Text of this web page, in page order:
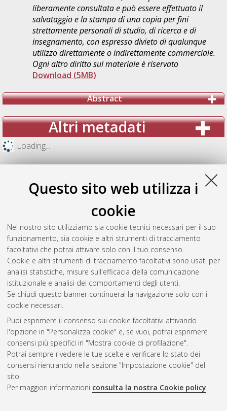
Questo sito web utilizza i
cookie
Nel nostro sito utilizziamo sia cookie tecnici necessari per il suo
funzionamento, sia cookie e altri strumenti di tracciamento
facoltativi che potrai attivare solo con il tuo consenso.
Cookie e altri strumenti di tracciamento facoltativi sono usati per
analisi statistiche, misure sull'efficacia della comunicazione
istituzionale e analisi dei comportamenti degli utenti.
Se chiudi questo banner continuerai la navigazione solo con i
cookie necessari.
Puoi esprimere il consenso sui cookie facoltativi attivando
l'opzione in "Personalizza cookie" e, se vuoi, potrai esprimere
consensi più specifici in "Mostra cookie di profilazione".
Potrai sempre rivedere le tue scelte e verificare lo stato dei
consensi rientrando nella sezione "Impostazione cookie" del
sito.
Per maggiori informazioni consulta la nostra Cookie policy.
liberamente consultata e può essere effettuato il
salvataggio e la stampa di una copia per fini
strettamente personali di studio, di ricerca e di
insegnamento, con espresso divieto di qualunque
utilizzo direttamente o indirettamente commerciale.
Ogni altro diritto sul materiale è riservato
Download (5MB)
Abstract
Altri metadati
Loading...
Gestione del documento:
Atom
Rss 1.0
Rss 2.0
AMS Laurea